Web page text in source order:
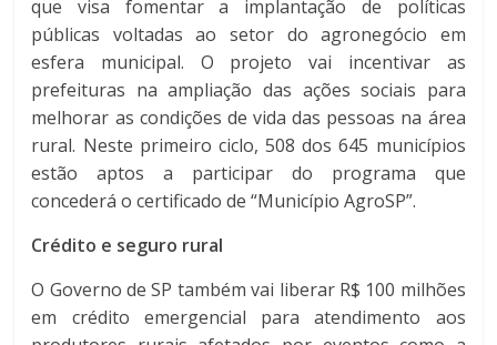
que visa fomentar a implantação de políticas
públicas voltadas ao setor do agronegócio em
esfera municipal. O projeto vai incentivar as
prefeituras na ampliação das ações sociais para
melhorar as condições de vida das pessoas na área
rural. Neste primeiro ciclo, 508 dos 645 municípios
estão aptos a participar do programa que
concederá o certificado de “Município AgroSP”.
Crédito e seguro rural
O Governo de SP também vai liberar R$ 100 milhões
em crédito emergencial para atendimento aos